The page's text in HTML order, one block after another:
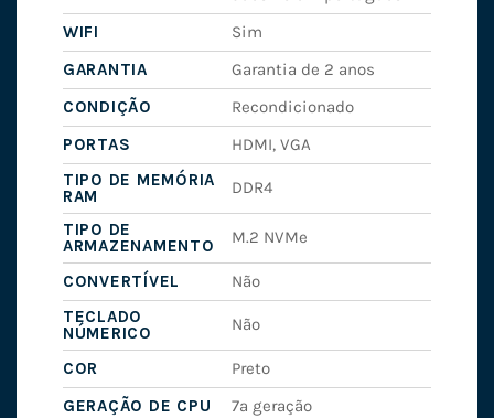
WIFI
Sim
GARANTIA
Garantia de 2 anos
CONDIÇÃO
Recondicionado
PORTAS
HDMI, VGA
TIPO DE MEMÓRIA
RAM
DDR4
TIPO DE
ARMAZENAMENTO
M.2 NVMe
CONVERTÍVEL
Não
TECLADO
NÚMERICO
Não
COR
Preto
GERAÇÃO DE CPU
7ª geração